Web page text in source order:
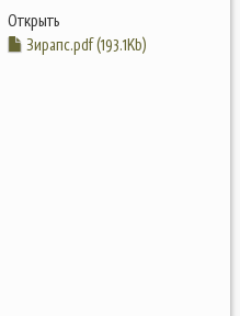
Открыть
Зирапс.pdf (193.1Kb)